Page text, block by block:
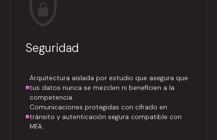
Seguridad
Arquitectura aislada por estudio que asegura que
tus datos nunca se mezclen ni beneficien a la
competencia.
Comunicaciones protegidas con cifrado en
tránsito y autenticación segura compatible con
MFA.